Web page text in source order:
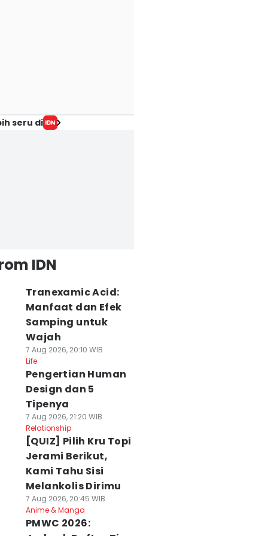
seru di
IDN
Tranexamic Acid:
Manfaat dan Efek
Samping untuk
Wajah
7 Aug 2026, 20:10 WIB
Life
Pengertian Human
Design dan 5
Tipenya
7 Aug 2026, 21:20 WIB
Relationship
[QUIZ] Pilih Kru Topi
Jerami Berikut,
Kami Tahu Sisi
Melankolis Dirimu
7 Aug 2026, 20:45 WIB
Anime & Manga
PMWC 2026: